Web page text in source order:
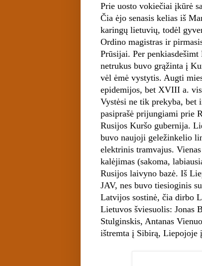
Prie uosto vokiečiai įkūrė
Čia ėjo senasis kelias iš
karingų lietuvių, todėl
Ordino magistras ir
Prūsijai. Per
netrukus buvo grąžinta į
vėl ėmė vystytis. Augti
epidemijos, bet XVIII a.
Vystėsi ne tik prekyba, bet
pasiprašė prijungiami prie
Rusijos Kuršo gubernija.
buvo naujoji geležinkelio
elektrinis tramvajus.
kalėjimas (sakoma,
Rusijos laivyno bazė. Iš
JAV, nes buvo tiesioginis
Latvijos sostinė, čia dirbo
Lietuvos šviesuolis: Jonas
Stulginskis, Antanas
ištremta į Sibirą, Liepojoje